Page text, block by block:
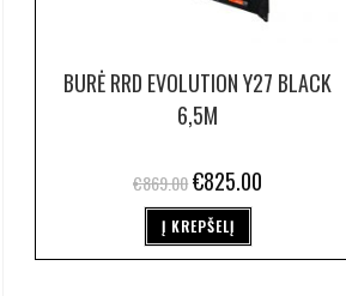
BURĖ RRD EVOLUTION Y27 BLACK
6,5M
€869.00€825.00
Į KREPŠELĮ